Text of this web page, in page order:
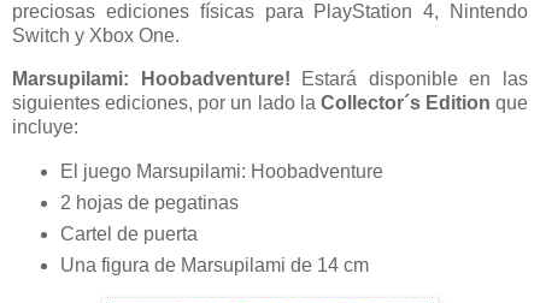
preciosas ediciones físicas para PlayStation 4, Nintendo
Switch y Xbox One.
Marsupilami: Hoobadventure! Estará disponible en las
siguientes ediciones, por un lado la Collector´s Edition que
incluye:
El juego Marsupilami: Hoobadventure
2 hojas de pegatinas
Cartel de puerta
Una figura de Marsupilami de 14 cm